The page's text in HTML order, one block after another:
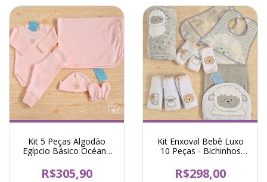
Kit 5 Peças Algodão
Egípcio Básico Océane
R$305,90
Kit Enxoval Bebê Luxo
10 Peças - Bichinhos
R$298,00